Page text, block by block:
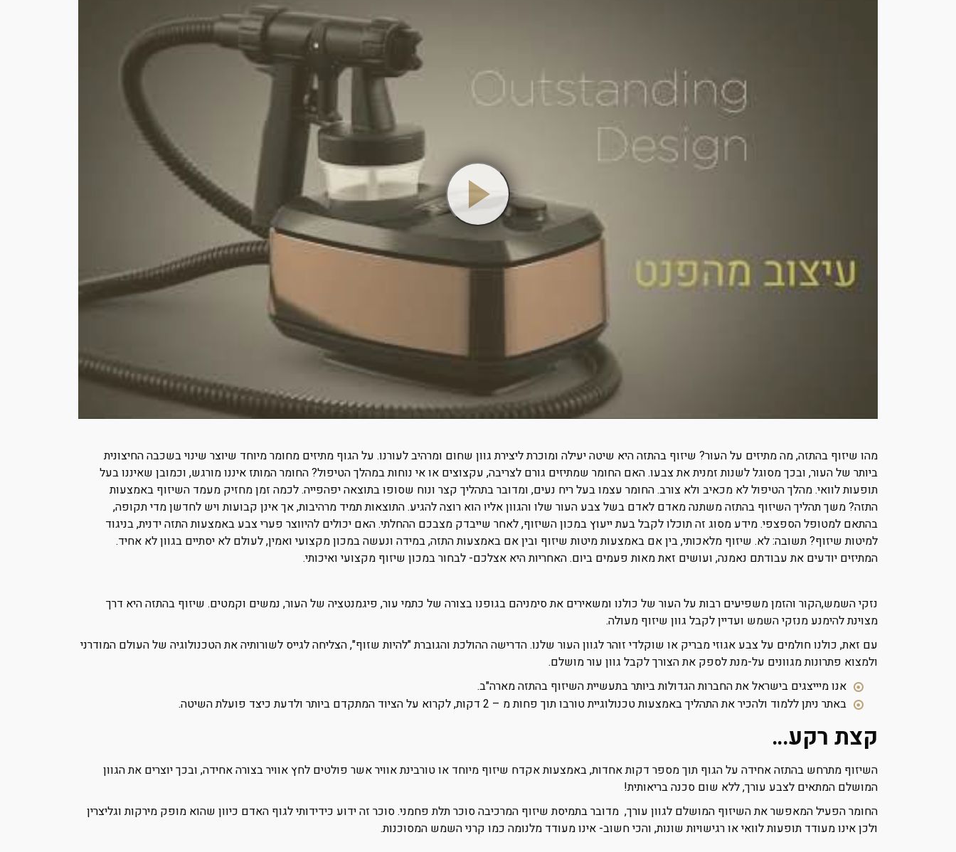
מהו שיזוף בהתזה, מה מתיזים על העור? שיזוף בהתזה היא שיטה יעילה ומוכרת ליצירת גוון שחום ומרהיב לעורנו. על הגוף מתיזים מחומר מיוחד שיוצר שינוי בשכבה החיצונית
ביותר של העור, ובכך מסוגל לשנות זמנית את צבעו. האם החומר שמתיזים גורם לצריבה, עקצוצים או אי נוחות במהלך הטיפול? החומר המותז איננו מורגש, וכמובן שאיננו בעל
תופעות לוואי. מהלך הטיפול לא מכאיב ולא צורב. החומר עצמו בעל ריח נעים, ומדובר בתהליך קצר ונוח שסופו בתוצאה יפהפייה. לכמה זמן מחזיק מעמד השיזוף באמצעות
התזה? משך תהליך השיזוף בהתזה משתנה מאדם לאדם בשל צבע העור שלו והגוון אליו הוא רוצה להגיע. התוצאות תמיד מרהיבות, אך אינן קבועות ויש לחדשן מדי תקופה,
בהתאם למטופל הספצפי. מידע מסוג זה תוכלו לקבל בעת ייעוץ במכון השיזוף, לאחר שייבדק מצבכם ההחלתי. האם יכולים להיווצר פערי צבע באמצעות התזה ידנית, בניגוד
למיטות שיזוף? תשובה: לא. שיזוף מלאכותי, בין אם באמצעות מיטות שיזוף ובין אם באמצעות התזה, במידה ונעשה במכון מקצועי ואמין, לעולם לא יסתיים בגוון לא אחיד.
המתיזים יודעים את עבודתם נאמנה, ועושים זאת מאות פעמים ביום. האחריות היא אצלכם- לבחור במכון שיזוף מקצועי ואיכותי.
נזקי השמש,הקור והזמן משפיעים רבות על העור של כולנו ומשאירים את סימניהם בגופנו בצורה של כתמי עור, פיגמנטציה של העור, נמשים וקמטים. שיזוף בהתזה היא דרך
מצוינת להימנע מנזקי השמש ועדיין לקבל גוון שיזוף מעולה.
עם זאת, כולנו חולמים על צבע אגוזי מבריק או שוקלדי זוהר לגוון העור שלנו. הדרישה ההולכת והגוברת "להיות שזוף", הצליחה לגייס לשורותיה את הטכנולוגיה של העולם המודרני
ולמצוא פתרונות מגוונים על-מנת לספק את הצורך לקבל גוון עור מושלם.
אנו מיייצגים בישראל את החברות הגדולות ביותר בתעשיית השיזוף בהתזה מארה"ב.
באתר ניתן ללמוד ולהכיר את התהליך באמצעות טכנולוגיית טורבו תוך פחות מ – 2 דקות, לקרוא על הציוד המתקדם ביותר ולדעת כיצד פועלת השיטה.
קצת רקע…
השיזוף מתרחש בהתזה אחידה על הגוף תוך מספר דקות אחדות, באמצעות אקדח שיזוף מיוחד או טורבינת אוויר אשר פולטים לחץ אוויר בצורה אחידה, ובכך יוצרים את הגוון
המושלם המתאים לצבע עורך, ללא שום סכנה בריאותית!
החומר הפעיל המאפשר את השיזוף המושלם לגוון עורך, מדובר בתמיסת שיזוף המרכיבה סוכר תלת פחמני. סוכר זה ידוע כידידותי לגוף האדם כיוון שהוא מופק מירקות וגליצרין
ולכן אינו מעודד תופעות לוואי או רגישויות שונות, והכי חשוב- אינו מעודד מלנומה כמו קרני השמש המסוכנות.